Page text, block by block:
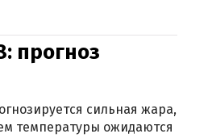
прогноз
сильная жара,
температуры ожидаются